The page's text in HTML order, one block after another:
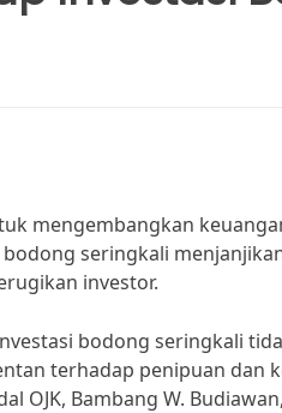
mengembangkan
seringkali
investor.
bodong seringkali
terhadap penipuan dan
OJK, Bambang W.